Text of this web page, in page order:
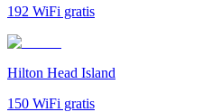
192 WiFi gratis
Hilton Head Island
150 WiFi gratis